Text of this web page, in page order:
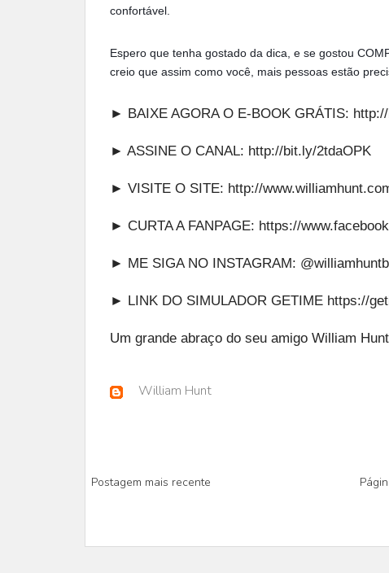
confortável.
Espero que tenha gostado da dica, e se gostou
creio que assim como você, mais pessoas estão
► BAIXE AGORA O E-BOOK GRÁTIS:
► ASSINE O CANAL: http://bit.ly/2tdaOPK
► VISITE O SITE: http://
► CURTA A FANPAGE: https://
► ME SIGA NO INSTAGRAM:
► LINK DO SIMULADOR GETIME https://
Um grande abraço do seu amigo William
William Hunt
Postagem mais recente